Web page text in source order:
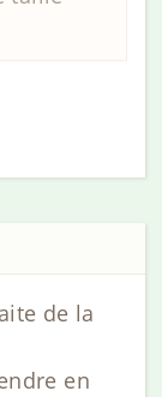
de la
en